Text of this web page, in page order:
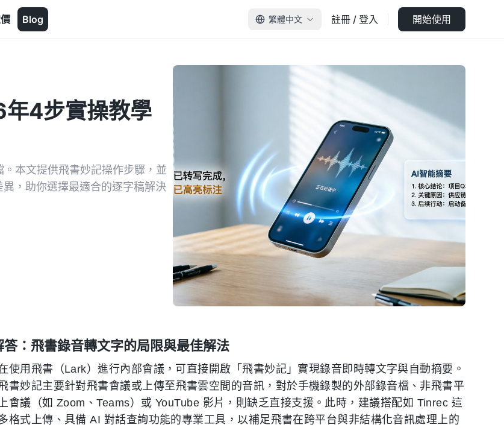
Blog 繁體中文 註冊 / 登入 開始使用
4步實操教學
本文提供飛書妙記操作步驟，並
，助你選擇最適合的逐字稿解決
答：飛書錄音轉文字的局限與最佳解法
使用飛書（Lark）進行內部會議，可直接開啟「飛書妙記」實現錄音即時轉文字與自動摘要。
書妙記主要針對飛書會議或上傳至飛書雲空間的音訊，對於手機錄製的外部錄音檔、非飛書平
會議（如 Zoom、Teams）或 YouTube 影片，則缺乏直接支援。此時，建議搭配如 Tinrec 這
格式上傳、具備 AI 對話查詢功能的專業工具，以補足飛書在跨平台與非結構化音訊處理上的